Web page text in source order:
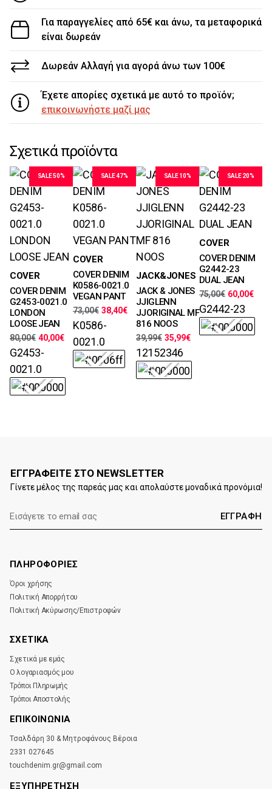
Για παραγγελίες από 65€ και άνω, τα μεταφορικά
είναι δωρεάν
Δωρεάν Αλλαγή για αγορά άνω των 100€
Έχετε απορίες σχετικά με αυτό το προϊόν;
επικοινωνήστε μαζί μας
Σχετικά προϊόντα
SALE 50%
Μεγέθη
32, 34, 36, 38,
40, 42, 44, 46
Χρώματα
COVER
COVER DENIM
G2453-0021.0
LONDON
LOOSE JEAN
80,00€ 40,00€
G2453-
0021.0
SALE 47%
Μεγέθη
32, 33, 34, 36,
38, 40, 42, 44,
46
Χρώματα
COVER
COVER DENIM
K0586-0021.0
VEGAN PANT
73,00€ 38,40€
K0586-
0021.0
SALE 10%
Μεγέθη
33, 34, 36, 38
Χρώματα
JACK&JONES
JACK & JONES
JJIGLENN
JJORIGINAL MF
816 NOOS
39,99€ 35,99€
12152346
SALE 20%
Μεγέθη
32, 33, 34, 36,
38, 40, 42, 44,
46
Χρώματα
COVER
COVER DENIM
G2442-23
DUAL JEAN
75,00€ 60,00€
G2442-23
E-
mail:
ΕΓΓΡΑΦΕΙΤΕ ΣΤΟ NEWSLETTER
Γίνετε μέλος της παρεάς μας και απολαύστε μοναδικά προνόμια!
ΠΛΗΡΟΦΟΡΙΕΣ
Όροι χρήσης
Πολιτική Απορρήτου
Πολιτική Ακύρωσης/Επιστροφών
ΣΧΕΤΙΚΑ
Σχετικά με εμάς
Ο λογαριασμός μου
Τρόποι Πληρωμής
Τρόποι Αποστολής
ΕΠΙΚΟΙΝΩΝΊΑ
Τσαλδάρη 30 & Μητροφάνους Βέροια
2331 027645
touchdenim.gr@gmail.com
ΕΞΥΠΗΡΕΤΗΣΗ